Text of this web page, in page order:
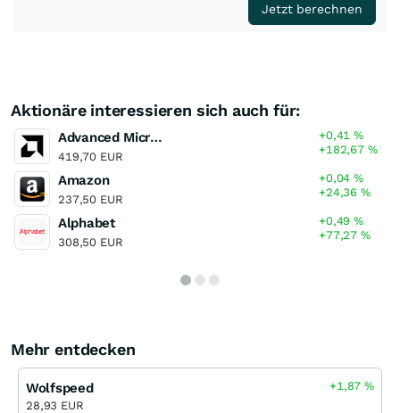
Jetzt berechnen
Aktionäre interessieren sich auch für:
Advanced Micro Devices
419,70 EUR
+0,41%
+182,67 %
Amazon
237,50 EUR
+0,04%
+24,36%
Alphabet
308,50 EUR
+0,49%
+77,27%
Mehr entdecken
Wolfspeed
28,93 EUR
+1,87%